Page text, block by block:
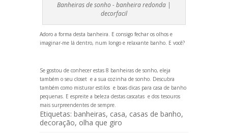
Banheiras de sonho - banheira redonda |
decorfacil
Adoro a forma desta banheira. E consigo fechar os olhos e
imaginar-me lá dentro, num longo e relaxante banho. E você?
Se gostou de conhecer estas 8 banheiras de sonho, eleja
também o seu closete a sua cozinha de sonho. Descubra
também como misturar estilose boas dicas para casa de banho
pequenas. E espreite a beleza destas cascatase dos tesouros
mais surpreendentes de sempre.
Etiquetas: banheiras, casa, casas de banho,
decoração, olha que giro